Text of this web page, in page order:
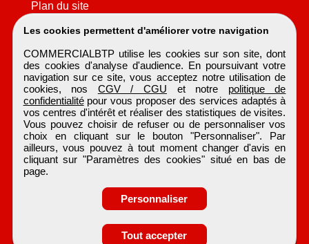
Les cookies permettent d'améliorer votre navigation
COMMERCIALBTP utilise les cookies sur son site, dont
des cookies d'analyse d'audience. En poursuivant votre
navigation sur ce site, vous acceptez notre utilisation de
cookies, nos CGV / CGU et notre politique de
confidentialitépour vous proposer des services adaptés à
vos centres d'intérêt et réaliser des statistiques de visites.
Vous pouvez choisir de refuser ou de personnaliser vos
choix en cliquant sur le bouton "Personnaliser". Par
ailleurs, vous pouvez à tout moment changer d'avis en
cliquant sur "Paramètres des cookies" situé en bas de
page.
Personnaliser
Tout accepter
Plan du site